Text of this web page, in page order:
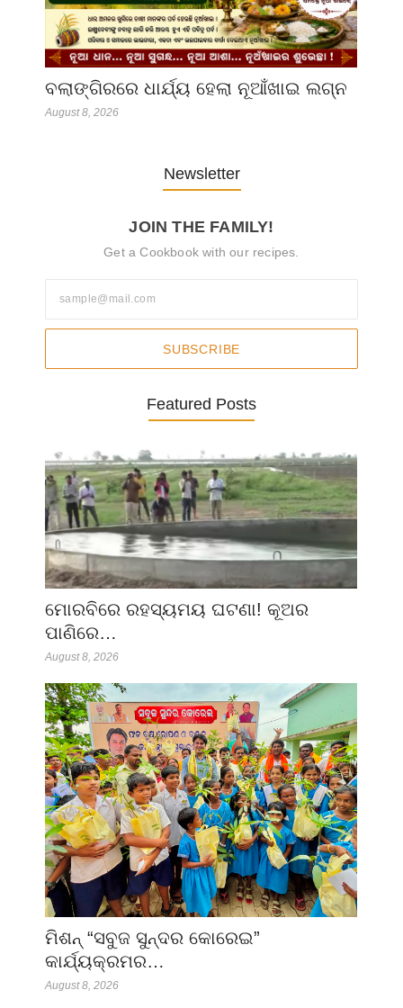
ବଲାଙ୍ଗିରରେ ଧାର୍ଯ୍ୟ ହେଲା ନୂଆଁଖାଇ ଲଗ୍ନ
August 8, 2026
Newsletter
JOIN THE FAMILY!
Get a Cookbook with our recipes.
SUBSCRIBE
Featured Posts
ମୋରବିରେ ରହସ୍ୟମୟ ଘଟଣା! କୂଅର
ପାଣିରେ…
August 8, 2026
ମିଶନ୍ “ସବୁଜ ସୁନ୍ଦର କୋରେଇ”
କାର୍ଯ୍ୟକ୍ରମର…
August 8, 2026